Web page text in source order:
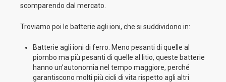
scomparendo dal mercato.
Troviamo poi le batterie agli ioni, che si suddividono in:
Batterie agli ioni di ferro. Meno pesanti di quelle al
piombo ma più pesanti di quelle al litio, queste batterie
hanno un’autonomia nel tempo maggiore, perché
garantiscono molti più cicli di vita rispetto agli altri